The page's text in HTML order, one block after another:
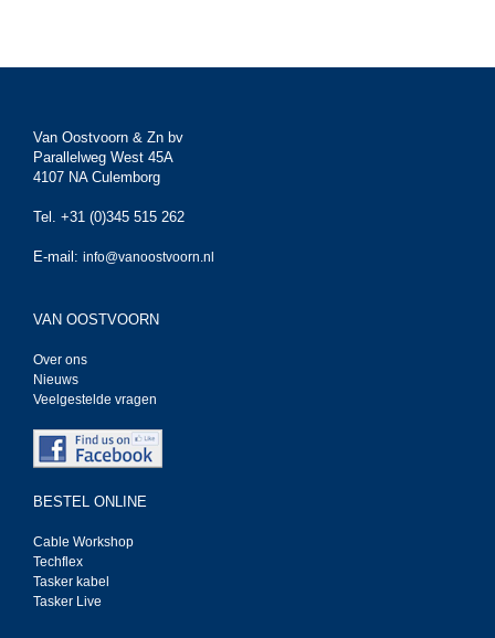
Van Oostvoorn & Zn bv
Parallelweg West 45A
4107 NA Culemborg
Tel. +31 (0)345 515 262
E-mail: info@vanoostvoorn.nl
VAN OOSTVOORN
Over ons
Nieuws
Veelgestelde vragen
BESTEL ONLINE
Cable Workshop
Techflex
Tasker kabel
Tasker Live